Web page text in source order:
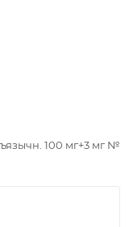
100 мг+3 мг №